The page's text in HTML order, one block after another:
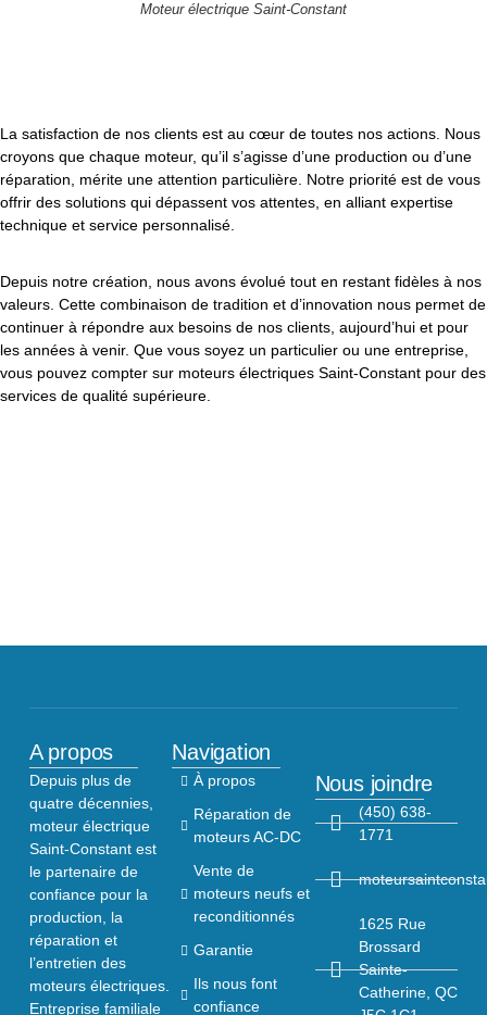
Moteur électrique Saint-Constant
La satisfaction de nos clients est au cœur de toutes nos actions. Nous
croyons que chaque moteur, qu’il s’agisse d’une production ou d’une
réparation, mérite une attention particulière. Notre priorité est de vous
offrir des solutions qui dépassent vos attentes, en alliant expertise
technique et service personnalisé.
Depuis notre création, nous avons évolué tout en restant fidèles à nos
valeurs. Cette combinaison de tradition et d’innovation nous permet de
continuer à répondre aux besoins de nos clients, aujourd’hui et pour
les années à venir. Que vous soyez un particulier ou une entreprise,
vous pouvez compter sur moteurs électriques Saint-Constant pour des
services de qualité supérieure.
A propos
Depuis plus de
quatre décennies,
moteur électrique
Saint-Constant est
le partenaire de
confiance pour la
production, la
réparation et
l’entretien des
moteurs électriques.
Entreprise familiale
Navigation
À propos
Réparation de
moteurs AC-DC
Vente de
moteurs neufs et
reconditionnés
Garantie
Ils nous font
confiance
Nous joindre
(450) 638-
1771
1625 Rue
Brossard
Sainte-
Catherine, QC